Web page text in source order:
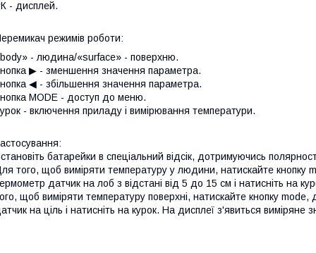
- дисплей.
режимів роботи:
- людина/«surface» - поверхню.
▶ - зменшення значення параметра.
◀ - збільшення значення параметра.
MODE - доступ до меню.
- включення приладу і вимірювання температури.
батарейки в спеціальний відсік, дотримуючись
того, щоб виміряти температуру у людини, натискайте кнопку
датчик на лоб з відстані від 5 до 15 см і натисніть на
щоб виміряти температуру поверхні, натискайте кнопку
на ціль і натисніть на курок. На дисплеї з'явиться виміряне